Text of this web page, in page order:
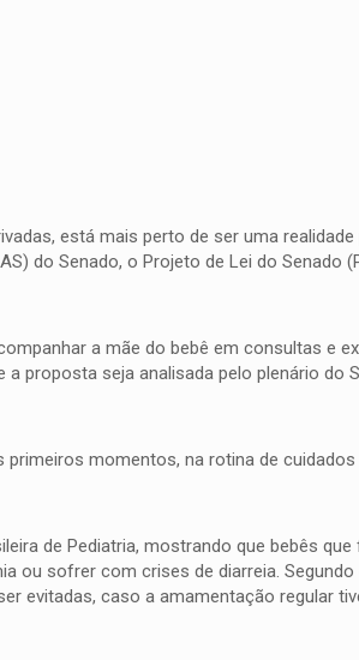
está mais perto de ser uma
do Senado, o Projeto de Lei do Senado
a mãe do bebê em consultas e
proposta seja analisada pelo plenário do
primeiros momentos, na rotina de
de Pediatria, mostrando que bebês
ou sofrer com crises de diarreia. Segundo
evitadas, caso a amamentação regular